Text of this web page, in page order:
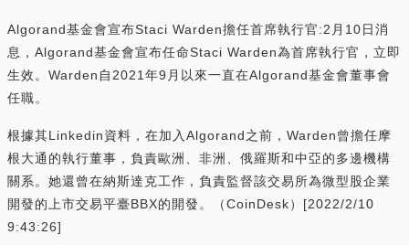
Algorand基金會宣布Staci Warden擔任首席執行官:2月10日消
息，Algorand基金會宣布任命Staci Warden為首席執行官，立即
生效。Warden自2021年9月以來一直在Algorand基金會董事會
任職。
根據其Linkedin資料，在加入Algorand之前，Warden曾擔任摩
根大通的執行董事，負責歐洲、非洲、俄羅斯和中亞的多邊機構
關系。她還曾在納斯達克工作，負責監督該交易所為微型股企業
開發的上市交易平臺BBX的開發。（CoinDesk）[2022/2/10
9:43:26]